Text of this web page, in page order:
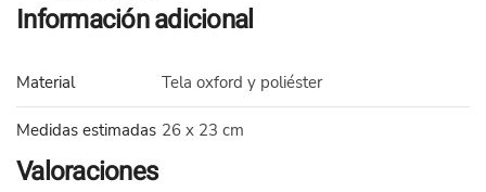
Información adicional
Material Tela oxford y poliéster
Medidas estimadas 26 x 23 cm
Valoraciones